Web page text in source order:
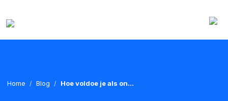
Home Blog Hoe voldoe je als on...